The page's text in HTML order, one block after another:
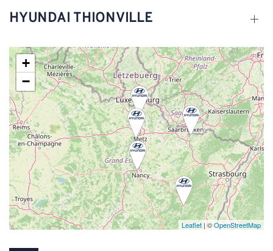
HYUNDAI THIONVILLE
+
−
Leaflet| ©OpenStreetMap